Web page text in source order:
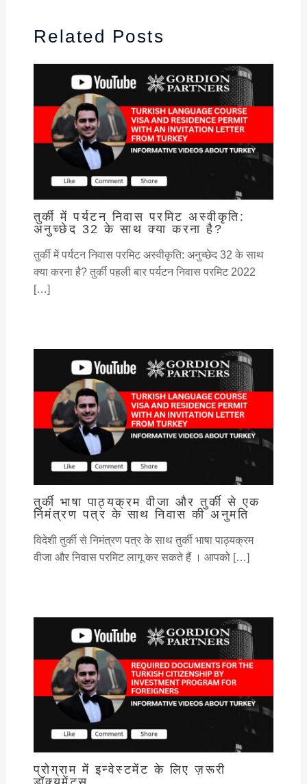
Related Posts
तुर्की में पर्यटन निवास परमिट अस्वीकृति:
अनुच्छेद 32 के साथ क्या करना है?
तुर्की में पर्यटन निवास परमिट अस्वीकृति: अनुच्छेद 32 के साथ
क्या करना है? तुर्की पहली बार पर्यटन निवास परमिट 2022
[…]
तुर्की भाषा पाठ्यक्रम वीजा और तुर्की से एक
निमंत्रण पत्र के साथ निवास की अनुमति
विदेशी तुर्की से निमंत्रण पत्र के साथ तुर्की भाषा पाठ्यक्रम
वीजा और निवास परमिट लागू कर सकते हैं । आपको […]
प्रोग्राम में इन्वेस्टमेंट के लिए ज़रूरी